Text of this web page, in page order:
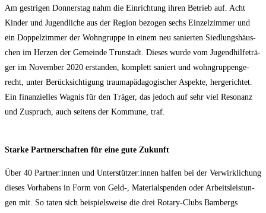
Am gest­ri­gen Don­ners­tag nahm die Ein­rich­tung ihren Betrieb auf. Acht
Kin­der und Jugend­li­che aus der Regi­on bezo­gen sechs Ein­zel­zim­mer und
ein Dop­pel­zim­mer der Wohn­grup­pe in einem neu sanier­ten Sied­lungs­häus­
chen im Her­zen der Gemein­de Trun­stadt. Die­ses wur­de vom Jugend­hil­fe­trä­
ger im Novem­ber 2020 erstan­den, kom­plett saniert und wohn­grup­pen­ge­
recht, unter Berück­sich­ti­gung trau­ma­päd­ago­gi­scher Aspek­te, her­ge­rich­tet.
Ein finan­zi­el­les Wag­nis für den Trä­ger, das jedoch auf sehr viel Reso­nanz
und Zuspruch, auch sei­tens der Kom­mu­ne, traf.
Star­ke Part­ner­schaf­ten für eine gute Zukunft
Über 40 Partner:innen und Unterstützer:innen hal­fen bei der Ver­wirk­li­chung
die­ses Vor­ha­bens in Form von Geld‑, Mate­ri­al­spen­den oder Arbeits­leis­tun­
gen mit. So taten sich bei­spiels­wei­se die drei Rota­ry-Clubs Bam­bergs